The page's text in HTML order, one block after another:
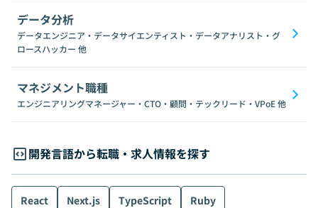
データ分析
データエンジニア・データサイエンティスト・データアナリスト・グ
ロースハッカー 他
マネジメント職種
エンジニアリングマネージャー・CTO・顧問・テックリード・VPoE他
開発言語から転職・求人情報を探す
React Next.js TypeScript
Ruby